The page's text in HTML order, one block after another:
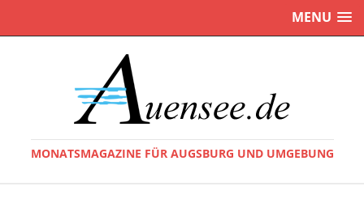
MENU
MONATSMAGAZINE FÜR AUGSBURG UND UMGEBUNG